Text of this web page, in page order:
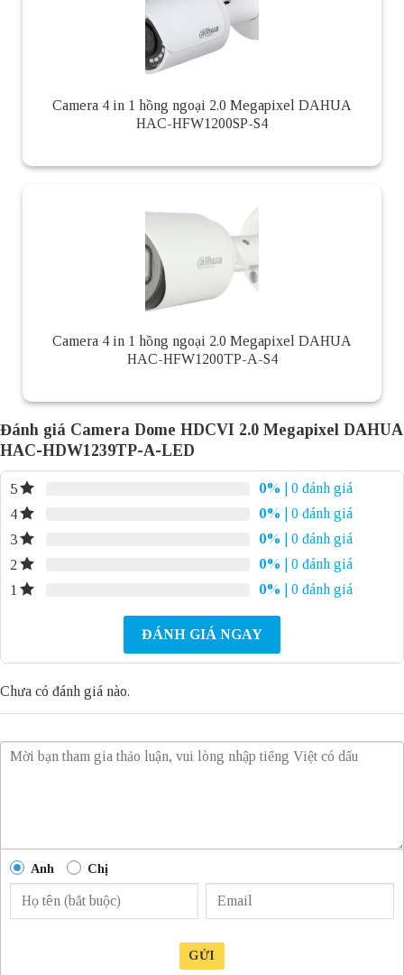
Camera 4 in 1 hồng ngoại 2.0 Megapixel DAHUA
HAC-HFW1200SP-S4
Camera 4 in 1 hồng ngoại 2.0 Megapixel DAHUA
HAC-HFW1200TP-A-S4
Đánh giá Camera Dome HDCVI 2.0 Megapixel DAHUA
HAC-HDW1239TP-A-LED
5 0%
| 0 đánh giá
4
0%
| 0 đánh giá
3
0%
| 0 đánh giá
2
0%
| 0 đánh giá
1
0% | 0 đánh giá
ĐÁNH GIÁ NGAY
Chưa có đánh giá nào.
Anh Chị
GỬI